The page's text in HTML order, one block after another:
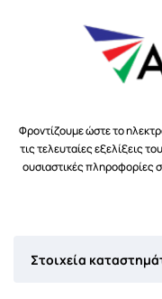
Φροντίζουμε ώστε το
τις τελευταίες εξελίξεις
ουσιαστικές πληροφορίες
Στοιχεία